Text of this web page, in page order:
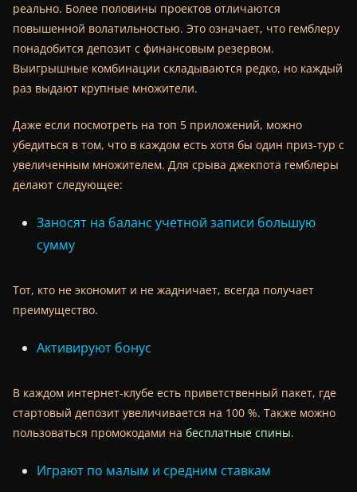
реально. Более половины проектов отличаются
повышенной волатильностью. Это означает, что гемблеру
понадобится депозит с финансовым резервом.
Выигрышные комбинации складываются редко, но каждый
раз выдают крупные множители.
Даже если посмотреть на топ 5 приложений, можно
убедиться в том, что в каждом есть хотя бы один приз-тур с
увеличенным множителем. Для срыва джекпота гемблеры
делают следующее:
Заносят на баланс учетной записи большую
сумму
Тот, кто не экономит и не жадничает, всегда получает
преимущество.
Активируют бонус
В каждом интернет-клубе есть приветственный пакет, где
стартовый депозит увеличивается на 100 %. Также можно
пользоваться промокодами на бесплатные спины.
Играют по малым и средним ставкам